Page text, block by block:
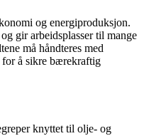
og energiproduksjon.
gir arbeidsplasser til mange
må håndteres med
å sikre bærekraftig
knyttet til olje- og